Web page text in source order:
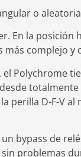
o
En la posición
complejo y
Polychrome
D-F-V al
bypass de
problemas